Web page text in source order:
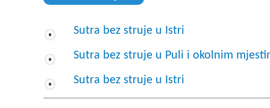
Sutra bez struje u Istri
Sutra bez struje u Puli i okolnim
Sutra bez struje u Istri